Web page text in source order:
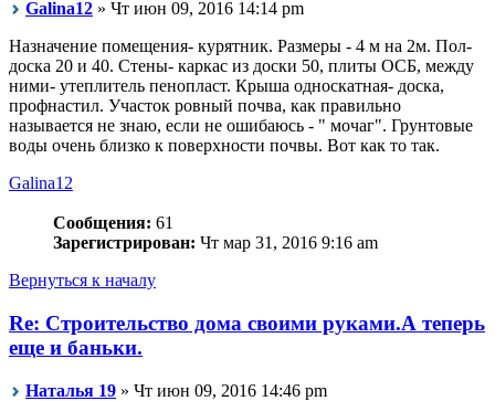
Galina12 » Чт июн 09, 2016 14:14 pm
Назначение помещения- курятник. Размеры - 4 м на 2м. Пол-
доска 20 и 40. Стены- каркас из доски 50, плиты ОСБ, между
ними- утеплитель пенопласт. Крыша односкатная- доска,
профнастил. Участок ровный почва, как правильно
называется не знаю, если не ошибаюсь - " мочаг". Грунтовые
воды очень близко к поверхности почвы. Вот как то так.
Galina12
Сообщения: 61
Зарегистрирован: Чт мар 31, 2016 9:16 am
Вернуться к началу
Re: Строительство дома своими руками.А теперь
еще и баньки.
Наталья 19 » Чт июн 09, 2016 14:46 pm